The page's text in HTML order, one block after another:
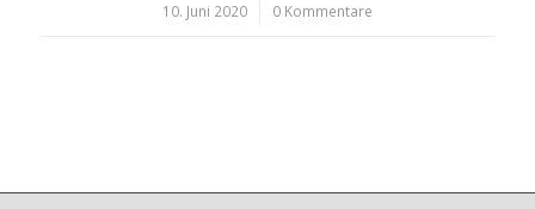
10. Juni 2020 0 Kommentare